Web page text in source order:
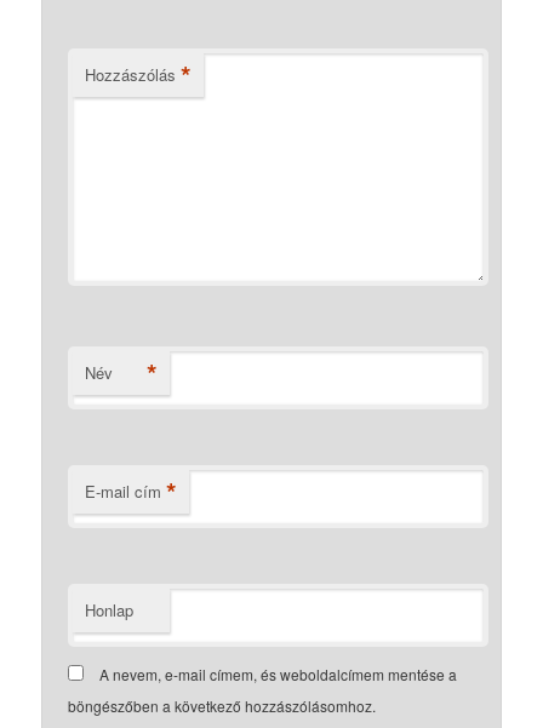
Hozzászólás *
Név *
E-mail cím *
Honlap
A nevem, e-mail címem, és weboldalcímem mentése a
böngészőben a következő hozzászólásomhoz.